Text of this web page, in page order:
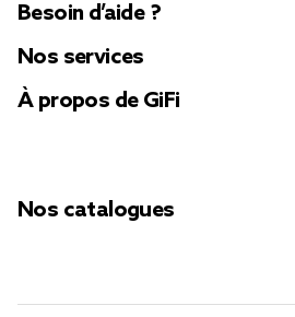
Besoin d’aide ?
Nos services
À propos de GiFi
Nos catalogues